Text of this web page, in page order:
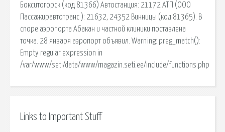
Бокситогорск (код 81366) Автостанция: 21172 АТП (ООО
Пассажиравтотранс ): 21632, 24352 Винницы (код 81365). В
споре аэропорта Абакан и частной клиники поставлена
точка. 28 января аэропорт объявил. Warning: preg_match():
Empty regular expression in
/var/www/seti/data/www/magazin.seti.ee/include/functions.php
Links to Important Stuff